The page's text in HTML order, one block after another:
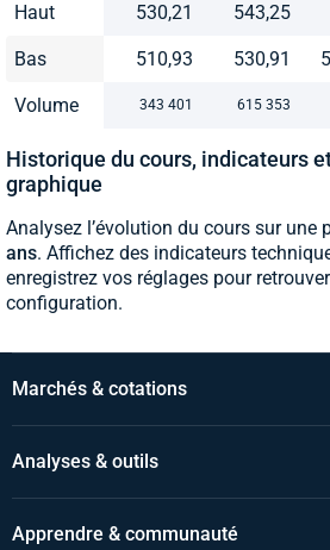
Haut 530,21 543,25
Bas 510,93 530,91
Volume 343 401 615 353
Historique du cours, indicateurs
graphique
Analysez l’évolution du cours sur une
ans. Affichez des indicateurs
enregistrez vos réglages pour
configuration.
Marchés & cotations
Analyses & outils
Apprendre & communauté